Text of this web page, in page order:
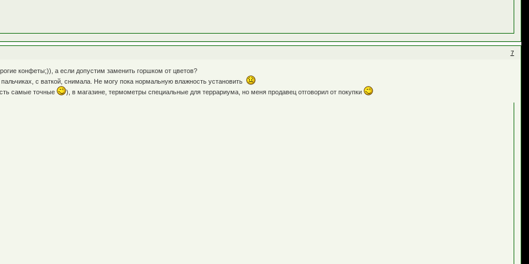
7
конфеты;)), а если допустим заменить горшком от цветов?
с ваткой, снимала. Не могу пока нормальную влажность установить
самые точные
), в магазине, термометры специальные для террариума, но меня продавец отговорил от покупки